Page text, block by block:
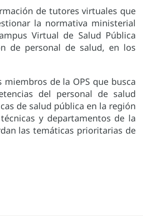
de tutores virtuales que
la normativa ministerial
Virtual de Salud Pública
de personal de salud, en los
de la OPS que busca
del personal de salud
de salud pública en la región
y departamentos de la
las temáticas prioritarias de